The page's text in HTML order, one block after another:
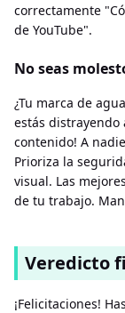
correctamente
de YouTube".
No seas
¿Tu marca de
estás distrayendo
contenido! A
Prioriza la
visual. Las
de tu trabajo.
Veredicto
¡Felicitaciones!